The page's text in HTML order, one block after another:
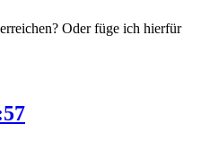
Oder füge ich hierfür